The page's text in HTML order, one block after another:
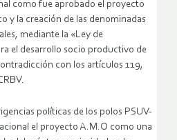
como fue aprobado el proyecto
y la creación de las denominadas
mediante la «Ley de
el desarrollo socio productivo de
con los artículos 119,
políticas de los polos PSUV-
el proyecto A.M.O como una